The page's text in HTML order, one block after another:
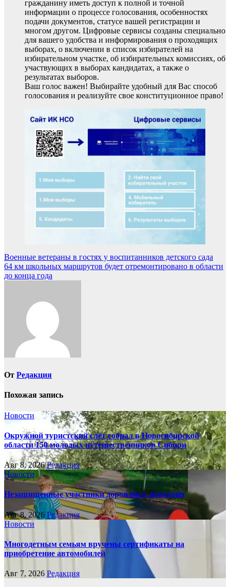
гражданину иметь доступ к полной и точной
информации о процессе голосования, особенностях
подачи документов, статусе вашей регистрации и
многом другом. Цифровые сервисы созданы специально
для вашего удобства и информирования о проходящих
выборах, о включении в список избирателей на
избирательном участке, об избирательных комиссиях, об
участвующих в выборах кандидатах, а также о
результатах выборов.
Ваш голос важен! Выбирайте удобный для Вас способ
голосования и реализуйте свое конституционное право!
Навигация
по
Военные ветераны в гостях у воспитанников детского сада
64 км школьных маршрутов будет отремонтировано в области
до конца года
От Редакция
Похожая запись
Новости
Окружной туристский слёт собрал в Новосибирской
области 150 молодых путешественников Сибири
Авг 8, 2026Редакция
Новости
Незащищенные участники дорожного движения
Авг 8, 2026 Редакция
Новости
Многодетным семьям вручены сертификаты на
приобретение автомобилей
Авг 7, 2026 Редакция